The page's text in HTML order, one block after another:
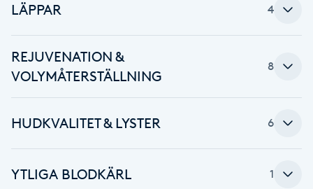
Brynformning
Brynplockning
LÄPPAR 4
REJUVENATION &
VOLYMÅTERSTÄLLNING
8
HUDKVALITET & LYSTER 6
YTLIGA BLODKÄRL 1